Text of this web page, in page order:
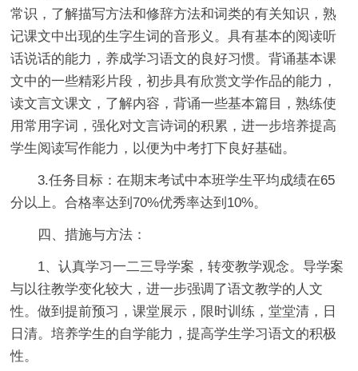
常识，了解描写方法和修辞方法和词类的有关知识，熟
记课文中出现的生字生词的音形义。具有基本的阅读听
话说话的能力，养成学习语文的良好习惯。背诵基本课
文中的一些精彩片段，初步具有欣赏文学作品的能力，
读文言文课文，了解内容，背诵一些基本篇目，熟练使
用常用字词，强化对文言诗词的积累，进一步培养提高
学生阅读写作能力，以便为中考打下良好基础。
3.任务目标：在期末考试中本班学生平均成绩在65
分以上。合格率达到70%优秀率达到10%。
四、措施与方法：
1、认真学习一二三导学案，转变教学观念。导学案
与以往教学变化较大，进一步强调了语文教学的人文
性。做到提前预习，课堂展示，限时训练，堂堂清，日
日清。培养学生的自学能力，提高学生学习语文的积极
性。